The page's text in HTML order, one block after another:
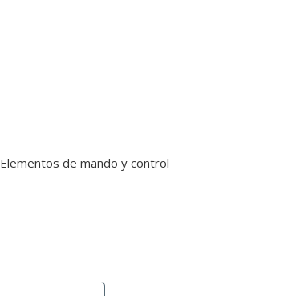
Elementos de mando y control